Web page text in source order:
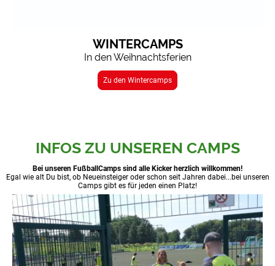
WINTERCAMPS
In den Weihnachtsferien
Zu den Wintercamps
INFOS ZU UNSEREN CAMPS
Bei unseren FußballCamps sind alle Kicker herzlich willkommen!
Egal wie alt Du bist, ob Neueinsteiger oder schon seit Jahren dabei...bei unseren
Camps gibt es für jeden einen Platz!